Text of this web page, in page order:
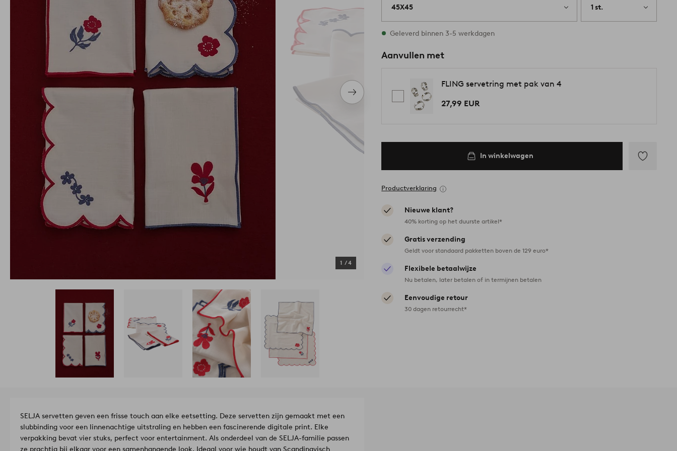
Volgend
item
1 /4
45X45 1 st.
Op voorraad
Geleverd binnen 3-5 werkdagen
Aanvullen met
FLING servetring met pak van 4
27,99 EUR
In winkelwagen
Productverklaring
Nieuwe klant?
40% korting op het duurste artikel*
Gratis verzending
Geldt voor standaard pakketten boven de 129 euro*
Flexibele betaalwijze
Nu betalen, later betalen of in termijnen betalen
Eenvoudige retour
30 dagen retourrecht*
SELJA servetten geven een frisse touch aan elke eetsetting. Deze servetten zijn gemaakt met een
slubbinding voor een linnenachtige uitstraling en hebben een fascinerende digitale print. Elke
verpakking bevat vier stuks, perfect voor entertainment. Als onderdeel van de SELJA-familie passen
ze prachtig bij elkaar voor een samenhangende look. Ideaal voor wie houdt van Scandinavisch